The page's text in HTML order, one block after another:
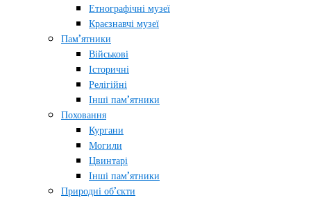
Етнографічні музеї
Краєзнавчі музеї
Пам’ятники
Військові
Історичні
Релігійні
Інші пам’ятники
Поховання
Кургани
Могили
Цвинтарі
Інші пам’ятники
Природні об’єкти